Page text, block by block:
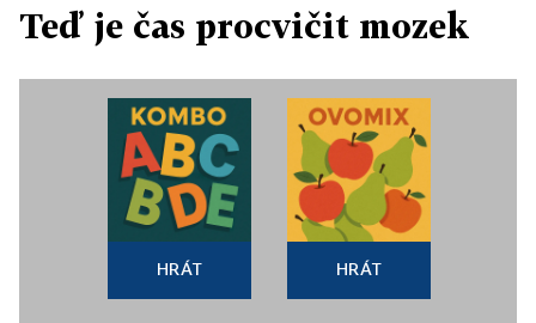
Teď je čas procvičit mozek
HRÁT HRÁT